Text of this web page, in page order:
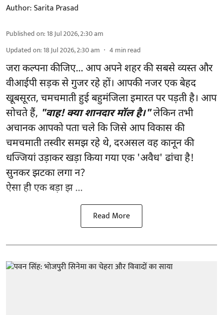
Author:Sarita Prasad
Published on:18 Jul 2026, 2:30 am
Updated on:18 Jul 2026, 2:30 am 4 min read
जरा कल्पना कीजिए... आप अपने शहर की सबसे व्यस्त और
वीआईपी सड़क से गुजर रहे हों। आपकी नजर एक बेहद
खूबसूरत, चमचमाती हुई बहुमंजिला इमारत पर पड़ती है। आप
सोचते हैं, "वाह! क्या शानदार मॉल है।"लेकिन तभी
अचानक आपको पता चले कि जिसे आप विकास की
चमचमाती तस्वीर समझ रहे थे, दरअसल वह कानून की
धज्जियां उड़ाकर खड़ा किया गया एक 'अवैध' ढांचा है!
सुनकर झटका लगा न?
ऐसा ही एक बड़ा झ ...
Read More